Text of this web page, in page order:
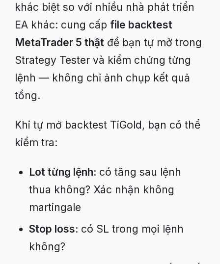
khác biệt so với nhiều nhà phát triển
EA khác: cung cấp file backtest
MetaTrader 5 thật để bạn tự mở trong
Strategy Tester và kiểm chứng từng
lệnh — không chỉ ảnh chụp kết quả
tổng.
Khi tự mở backtest TiGold, bạn có thể
kiểm tra:
Lot từng lệnh: có tăng sau lệnh
thua không? Xác nhận không
martingale
Stop loss: có SL trong mọi lệnh
không?